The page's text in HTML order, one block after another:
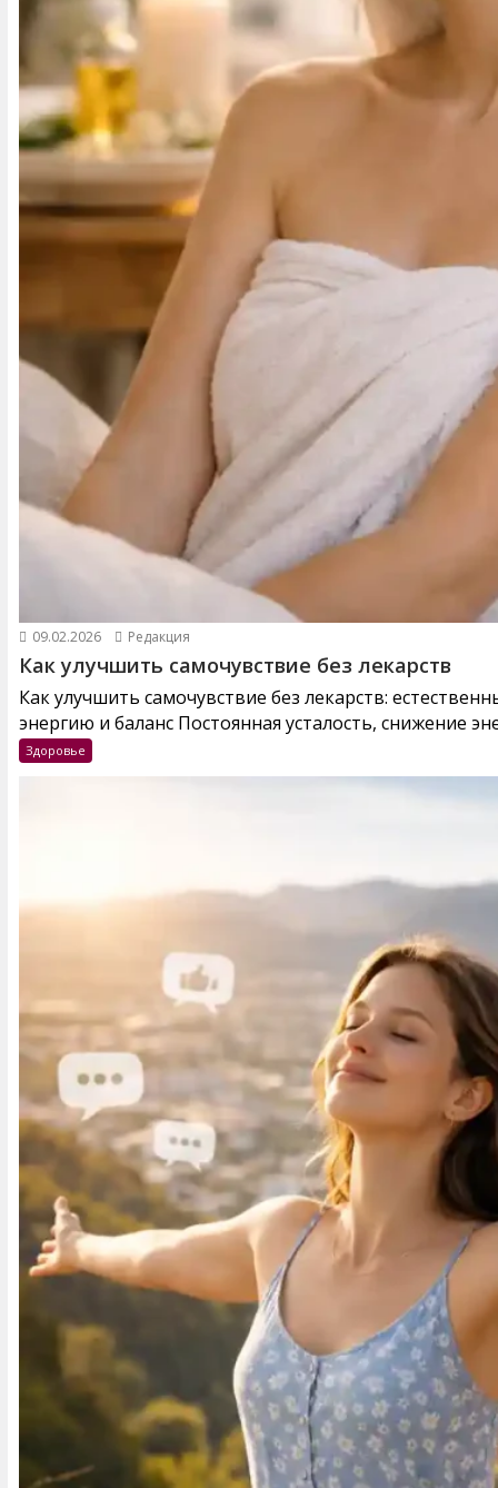
09.02.2026 Редакция
Как улучшить самочувствие без лекарств
Как улучшить самочувствие без лекарств:
энергию и баланс Постоянная усталость, снижение
Здоровье